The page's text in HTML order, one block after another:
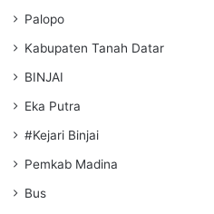
Palopo
Kabupaten Tanah Datar
BINJAI
Eka Putra
#Kejari Binjai
Pemkab Madina
Bus